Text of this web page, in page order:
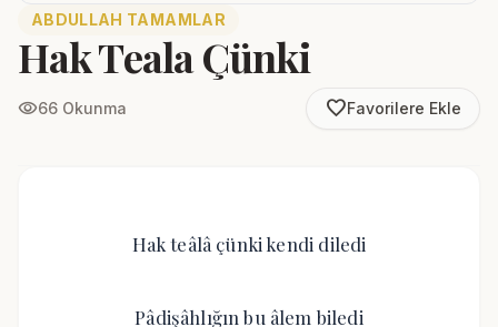
ABDULLAH TAMAMLAR
Hak Teala Çünki
visibility66 Okunma favorite_borderFavorilere Ekle
Hak teâlâ çünki kendi diledi
Pâdişâhlığın bu âlem biledi